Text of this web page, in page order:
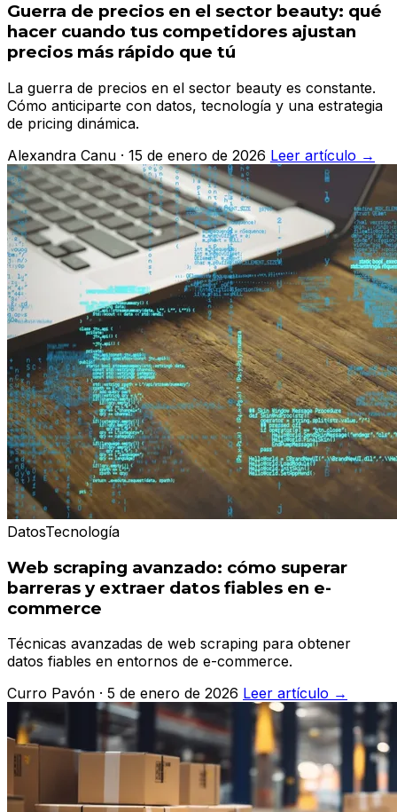
Guerra de precios en el sector beauty: qué
hacer cuando tus competidores ajustan
precios más rápido que tú
La guerra de precios en el sector beauty es constante.
Cómo anticiparte con datos, tecnología y una estrategia
de pricing dinámica.
Alexandra Canu · 15 de enero de 2026 Leer artículo →
DatosTecnología
Web scraping avanzado: cómo superar
barreras y extraer datos fiables en e-
commerce
Técnicas avanzadas de web scraping para obtener
datos fiables en entornos de e-commerce.
Curro Pavón · 5 de enero de 2026 Leer artículo →